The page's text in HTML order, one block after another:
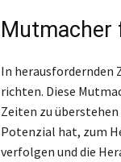
Mutmacher
In herausfordernden
richten. Diese
Zeiten zu überstehen
Potenzial hat, zum
verfolgen und die